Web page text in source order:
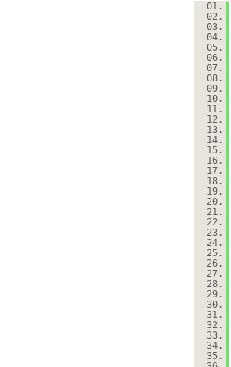
01.
02.
03.
04.
05.
06.
07.
08.
09.
10.
11.
12.
13.
14.
15.
16.
17.
18.
19.
20.
21.
22.
23.
24.
25.
26.
27.
28.
29.
30.
31.
32.
33.
34.
35.